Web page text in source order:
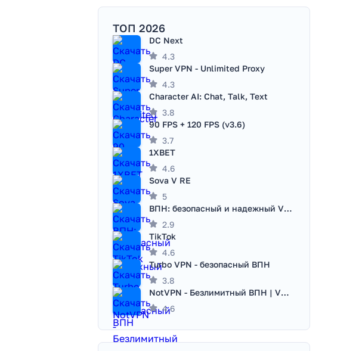
ТОП 2026
DC Next
4.3
Super VPN - Unlimited Proxy
4.3
Character AI: Chat, Talk, Text
3.8
90 FPS + 120 FPS (v3.6)
3.7
1XBET
4.6
Sova V RE
5
ВПН: безопасный и надежный VPN
2.9
TikTok
4.6
Turbo VPN - безопасный ВПН
3.8
NotVPN - Безлимитный ВПН | VPN
4.6